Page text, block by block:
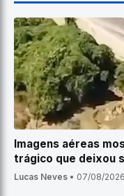
Imagens aéreas
trágico que deixou
Lucas Neves • 07/08/2026